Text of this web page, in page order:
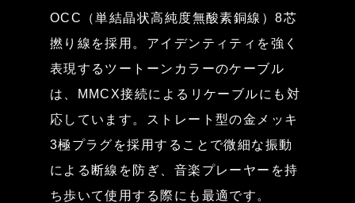
OCC（単結晶状高純度無酸素銅線）8芯
撚り線を採用。アイデンティティを強く
表現するツートーンカラーのケーブル
は、MMCX接続によるリケーブルにも対
応しています。ストレート型の金メッキ
3極プラグを採用することで微細な振動
による断線を防ぎ、音楽プレーヤーを持
ち歩いて使用する際にも最適です。